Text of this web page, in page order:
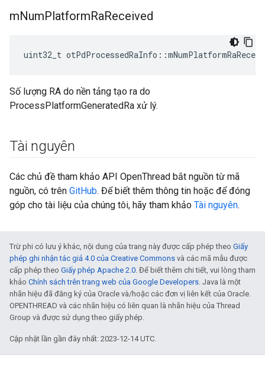
mNumPlatformRaReceived
uint32_t otPdProcessedRaInfo ::
Số lượng RA do nền tảng tạo ra do
ProcessPlatformGeneratedRa xử lý.
Tài nguyên
Các chủ đề tham khảo API OpenThread bắt nguồn từ mã
nguồn, có trên GitHub. Để biết thêm thông tin hoặc để đóng
góp cho tài liệu của chúng tôi, hãy tham khảo Tài nguyên.
Trừ phi có lưu ý khác, nội dung của trang này được cấp phép theo Giấy
phép ghi nhận tác giả 4.0 của Creative Commons và các mã mẫu được
cấp phép theo Giấy phép Apache 2.0. Để biết thêm chi tiết, vui lòng tham
khảo Chính sách trên trang web của Google Developers. Java là một
nhãn hiệu đã đăng ký của Oracle và/hoặc các đơn vị liên kết của Oracle.
OPENTHREAD và các nhãn hiệu có liên quan là nhãn hiệu của Thread
Group và được sử dụng theo giấy phép.
Cập nhật lần gần đây nhất: 2023-12-14 UTC.